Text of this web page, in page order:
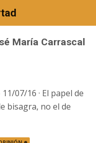
María Carrascal
11/07/16 · El papel de
bisagra, no el de